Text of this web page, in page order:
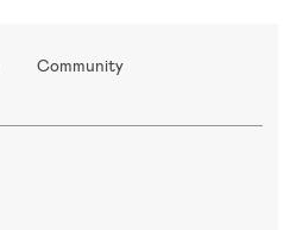
Community